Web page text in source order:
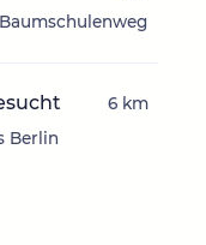
Berlin
6 km